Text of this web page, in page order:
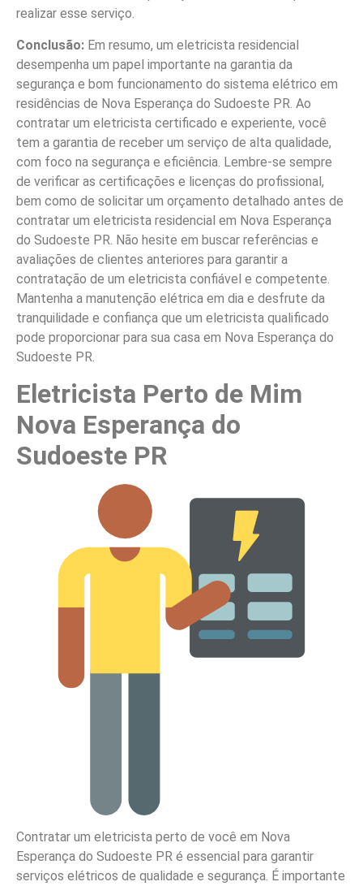
realizar esse serviço.
Conclusão: Em resumo, um eletricista residencial
desempenha um papel importante na garantia da
segurança e bom funcionamento do sistema elétrico em
residências de Nova Esperança do Sudoeste PR. Ao
contratar um eletricista certificado e experiente, você
tem a garantia de receber um serviço de alta qualidade,
com foco na segurança e eficiência. Lembre-se sempre
de verificar as certificações e licenças do profissional,
bem como de solicitar um orçamento detalhado antes de
contratar um eletricista residencial em Nova Esperança
do Sudoeste PR. Não hesite em buscar referências e
avaliações de clientes anteriores para garantir a
contratação de um eletricista confiável e competente.
Mantenha a manutenção elétrica em dia e desfrute da
tranquilidade e confiança que um eletricista qualificado
pode proporcionar para sua casa em Nova Esperança do
Sudoeste PR.
Eletricista Perto de Mim
Nova Esperança do
Sudoeste PR
Contratar um eletricista perto de você em Nova
Esperança do Sudoeste PR é essencial para garantir
serviços elétricos de qualidade e segurança. É importante